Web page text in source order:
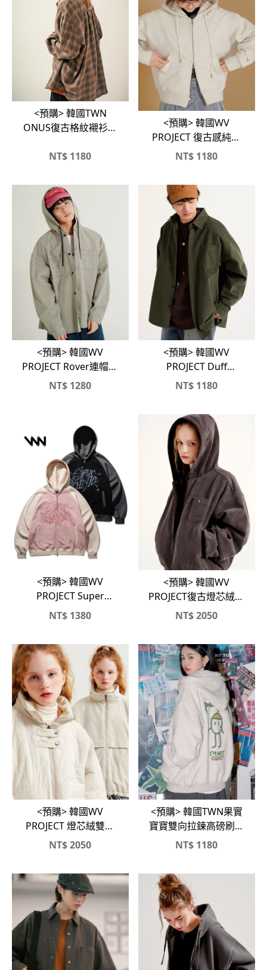
<預購> 韓國TWN
ONUS復古格紋襯衫、
NT$ 1180
<預購> 韓國WV
PROJECT 復古感純棉
連帽外套
NT$ 1180
<預購> 韓國WV
PROJECT Rover連帽襯
衫外套
NT$ 1280
<預購> 韓國WV
PROJECT Duff
Oversized工裝感襯衫
NT$ 1180
<預購> 韓國WV
PROJECT Super
Mechanic雙向拉鍊刷
NT$ 1380
<預購> 韓國WV
PROJECT復古燈芯絨連
帽保暖外套
NT$2050
<預購> 韓國WV
PROJECT 燈芯絨雙面
穿保暖外套
NT$2050
<預購> 韓國TWN果實
寶寶雙向拉鍊高磅刷毛
連帽外套
NT$ 1180